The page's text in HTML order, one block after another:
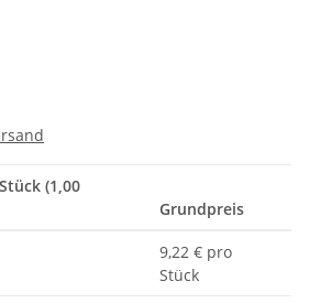
(1,00
Grundpreis
9,22 € pro
Stück